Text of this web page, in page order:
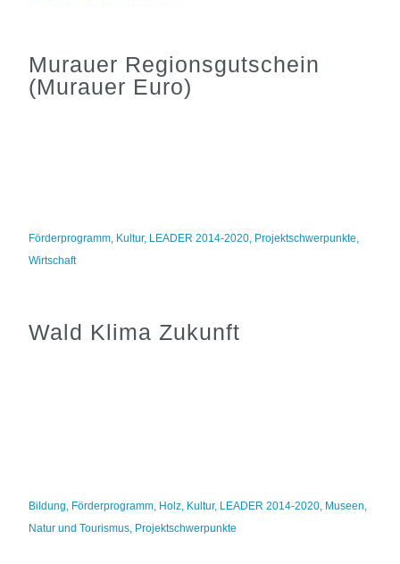
Murauer Regionsgutschein
(Murauer Euro)
Förderprogramm, Kultur, LEADER 2014-2020, Projektschwerpunkte,
Wirtschaft
Wald Klima Zukunft
Bildung, Förderprogramm, Holz, Kultur, LEADER 2014-2020, Museen,
Natur und Tourismus, Projektschwerpunkte